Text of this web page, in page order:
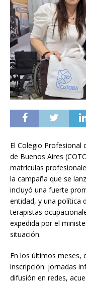
El Colegio Profesional
de Buenos Aires
matrículas
la campaña que se
incluyó una fuerte
entidad, y una política
terapistas
expedida por el
situación.
En los últimos meses,
inscripción: jornadas
difusión en redes,